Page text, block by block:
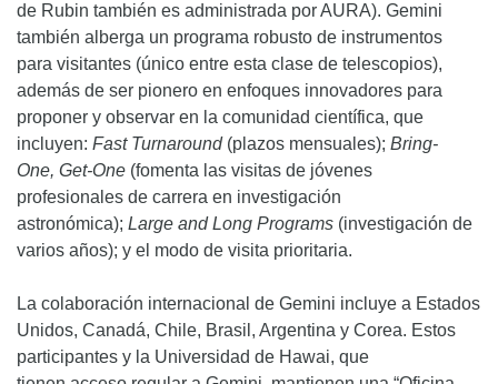
de Rubin también es administrada por AURA). Gemini
también alberga un programa robusto de instrumentos
para visitantes (único entre esta clase de telescopios),
además de ser pionero en enfoques innovadores para
proponer y observar en la comunidad científica, que
incluyen: Fast Turnaround (plazos mensuales); Bring-
One, Get-One (fomenta las visitas de jóvenes
profesionales de carrera en investigación
astronómica); Large and Long Programs (investigación de
varios años); y el modo de visita prioritaria.
La colaboración internacional de Gemini incluye a Estados
Unidos, Canadá, Chile, Brasil, Argentina y Corea. Estos
participantes y la Universidad de Hawai, que